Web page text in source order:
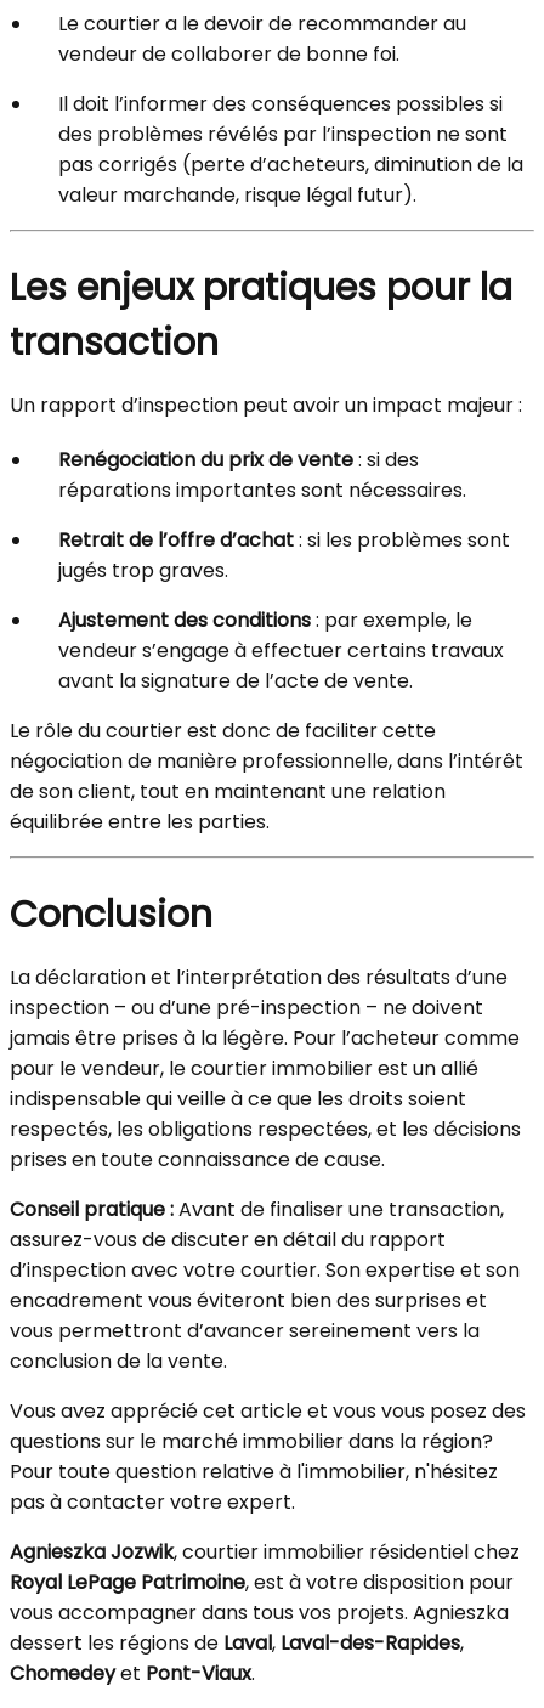
Le courtier a le devoir de recommander au
vendeur de collaborer de bonne foi.
Il doit l’informer des conséquences possibles si
des problèmes révélés par l’inspection ne sont
pas corrigés (perte d’acheteurs, diminution de la
valeur marchande, risque légal futur).
Les enjeux pratiques pour la
transaction
Un rapport d’inspection peut avoir un impact majeur :
Renégociation du prix de vente: si des
réparations importantes sont nécessaires.
Retrait de l’offre d’achat: si les problèmes sont
jugés trop graves.
Ajustement des conditions: par exemple, le
vendeur s’engage à effectuer certains travaux
avant la signature de l’acte de vente.
Le rôle du courtier est donc de faciliter cette
négociation de manière professionnelle, dans l’intérêt
de son client, tout en maintenant une relation
équilibrée entre les parties.
Conclusion
La déclaration et l’interprétation des résultats d’une
inspection – ou d’une pré-inspection – ne doivent
jamais être prises à la légère. Pour l’acheteur comme
pour le vendeur, le courtier immobilier est un allié
indispensable qui veille à ce que les droits soient
respectés, les obligations respectées, et les décisions
prises en toute connaissance de cause.
Conseil pratique :Avant de finaliser une transaction,
assurez-vous de discuter en détail du rapport
d’inspection avec votre courtier. Son expertise et son
encadrement vous éviteront bien des surprises et
vous permettront d’avancer sereinement vers la
conclusion de la vente.
Vous avez apprécié cet article et vous vous posez des
questions sur le marché immobilier dans la région?
Pour toute question relative à l'immobilier, n'hésitez
pas à contacter votre expert.
Agnieszka Jozwik, courtier immobilier résidentiel chez
Royal LePage Patrimoine, est à votre disposition pour
vous accompagner dans tous vos projets. Agnieszka
dessert les régions de Laval, Laval-des-Rapides,
Chomedeyet Pont-Viaux.